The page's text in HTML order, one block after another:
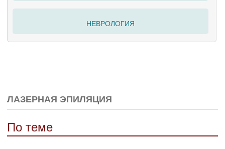
НЕВРОЛОГИЯ
ЛАЗЕРНАЯ ЭПИЛЯЦИЯ
По теме